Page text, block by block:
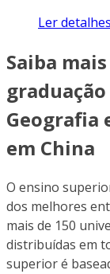
Ler detalhes
Saiba
Geografia
em China
O ensino
dos melhores
mais de 150
distribuídas em
superior é